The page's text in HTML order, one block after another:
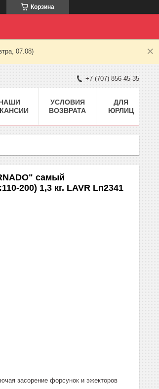
Корзина
07.08)
+7 (707) 856-45-35
УСЛОВИЯ
ВОЗВРАТА
ДЛЯ
ЮРЛИЦ
самый
200) 1,3 кг. LAVR Ln2341
засорение форсунок и эжекторов